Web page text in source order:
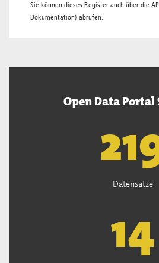
Sie können dieses Register auch über die
Dokumentation) abrufen.
Open Data
Datensätze
15